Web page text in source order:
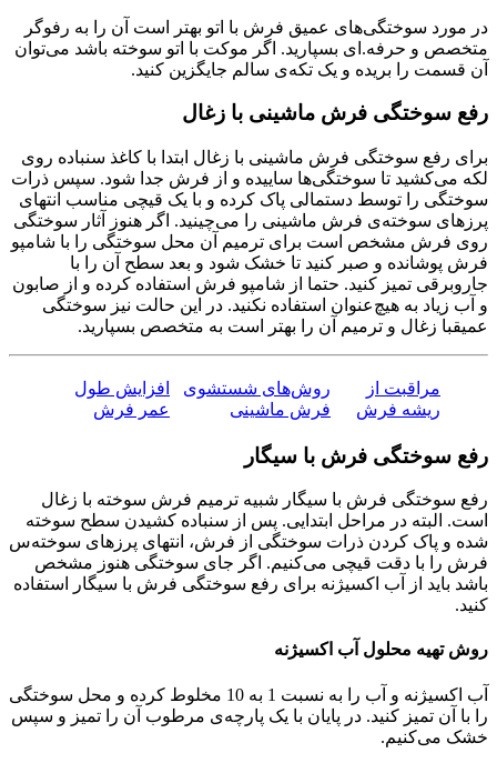
در مورد سوختگی‌های عمیق فرش با اتو بهتر است آن را به رفوگر
متخصص و حرفه.ای بسپارید. اگر موکت‌ با اتو سوخته باشد می‌توان
آن قسمت را بریده و یک تکه‌ی سالم جایگزین کنید.
رفع سوختگی فرش ماشینی با زغال
برای رفع سوختگی فرش ماشینی با زغال ابتدا با کاغذ سنباده روی
لکه می‌کشید تا سوختگی‌ها ساییده و از فرش جدا شود. سپس ذرات
سوختگی را توسط دستمالی پاک کرده و با یک قیچی مناسب انتهای‌
پرزهای سوخته‌ی فرش ماشینی را می‌چینید. اگر هنوز آثار سوختگی
روی فرش مشخص است برای ترمیم آن محل سوختگی را با شامپو
فرش پوشانده و صبر کنید تا خشک شود و بعد سطح آن را با
جاروبرقی تمیز کنید. حتما از شامپو فرش استفاده کرده و از صابون
و آب زیاد به هیچ‌عنوان استفاده نکنید. در این حالت نیز سوختگی
عمیقبا زغال و ترمیم آن را بهتر است به متخصص بسپارید.
مراقبت از
ریشه فرش
روش‌های شستشوی
فرش ماشینی
افزایش طول
عمر فرش
رفع سوختگی فرش با سیگار
رفع سوختگی فرش با سیگار شبیه ترمیم فرش سوخته با زغال
است. البته در مراحل ابتدایی. پس از سنباده کشیدن سطح سوخته
شده و پاک کردن ذرات سوختگی از فرش، انتهای پرز‌های سوخته‌س
فرش را با دقت قیچی می‌کنیم. اگر جای سوختگی هنوز مشخص
باشد باید از آب اکسیژنه برای رفع سوختگی فرش با سیگار استفاده
کنید.
روش تهیه محلول آب اکسیژنه
آب اکسیژنه و آب را به نسبت 1 به 10 مخلوط کرده و محل سوختگی
را با آن تمیز کنید. در پایان با یک پارچه‌ی مرطوب آن را تمیز و سپس
خشک می‌کنیم.